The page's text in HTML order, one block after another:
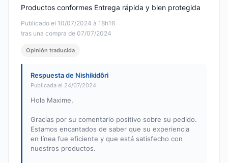
Publicado el 10/07/2024 à 18h16
tras una compra de 07/07/2024
Productos conformes Entrega rápida y bien protegida
Opinión traducida
Respuesta de Nishikidôri
Publicada el 24/07/2024
Hola Maxime,
Gracias por su comentario positivo sobre su pedido.
Estamos encantados de saber que su experiencia
en línea fue eficiente y que está satisfecho con
nuestros productos.